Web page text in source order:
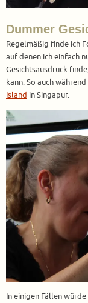
Dummer
Regelmäßig finde ich
auf denen ich einfach
Gesichtsausdruck
kann. So auch
Island in Singapur.
In einigen Fällen